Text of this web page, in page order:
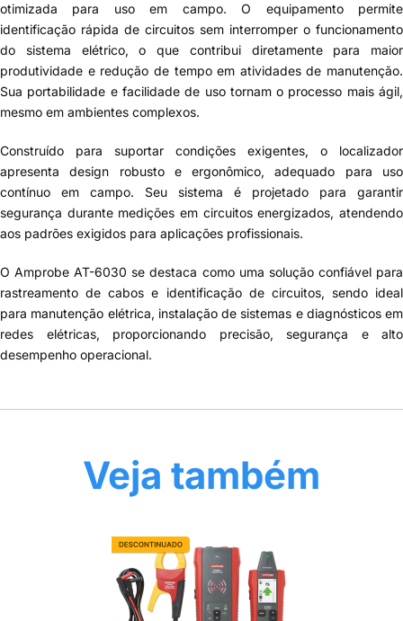
otimizada para uso em campo. O equipamento permite
identificação rápida de circuitos sem interromper o funcionamento
do sistema elétrico, o que contribui diretamente para maior
produtividade e redução de tempo em atividades de manutenção.
Sua portabilidade e facilidade de uso tornam o processo mais ágil,
mesmo em ambientes complexos.
Construído para suportar condições exigentes, o localizador
apresenta design robusto e ergonômico, adequado para uso
contínuo em campo. Seu sistema é projetado para garantir
segurança durante medições em circuitos energizados, atendendo
aos padrões exigidos para aplicações profissionais.
OAmprobe AT-6030 se destaca como uma solução confiável para
rastreamento de cabos e identificação de circuitos, sendo ideal
para manutenção elétrica, instalação de sistemas e diagnósticos em
redes elétricas, proporcionando precisão, segurança e alto
desempenho operacional.
Veja também